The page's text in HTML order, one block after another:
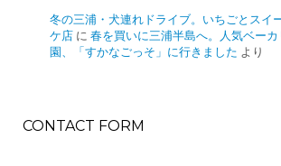
冬の三浦・犬連れドライブ。いちごとスイ
ケ店 に 春を買いに三浦半島へ。人気ベー
園、「すかなごっそ」に行きました より
CONTACT FORM